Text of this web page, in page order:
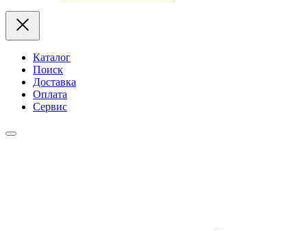
Каталог
Поиск
Доставка
Оплата
Сервис